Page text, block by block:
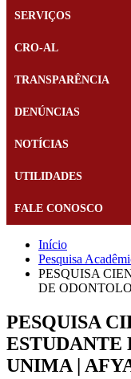
SERVIÇOS
CRO-AL
TRANSPARÊNCIA
DENÚNCIAS
NOTÍCIAS
UTILIDADES
FALE CONOSCO
Início
Pesquisa
PESQUISA
DE
PESQUISA
ESTUDANTE
UNIMA |